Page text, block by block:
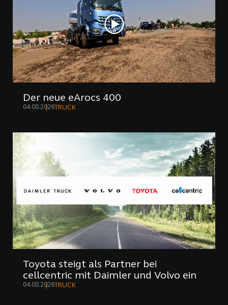
Der neue eArocs 400
04.08.2026 TRUCK
Toyota steigt als Partner bei
cellcentric mit Daimler und Volvo ein
04.08.2026 TRUCK